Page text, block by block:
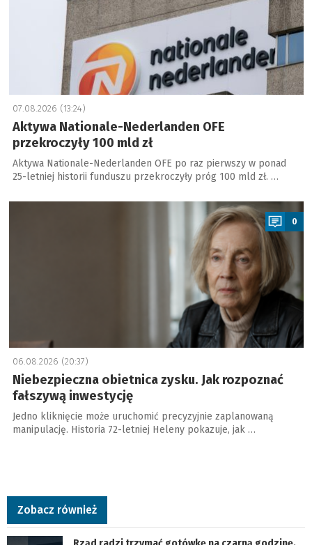
07.08.2026 (13:24)
Aktywa Nationale-Nederlanden OFE
przekroczyły 100 mld zł
Aktywa Nationale-Nederlanden OFE po raz pierwszy w ponad
25-letniej historii funduszu przekroczyły próg 100 mld zł. …
a
0
06.08.2026 (20:37)
Niebezpieczna obietnica zysku. Jak rozpoznać
fałszywą inwestycję
Jedno kliknięcie może uruchomić precyzyjnie zaplanowaną
manipulację. Historia 72-letniej Heleny pokazuje, jak …
Zobacz również